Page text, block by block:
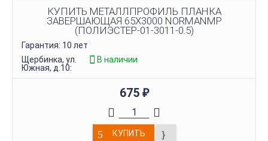
КУПИТЬ МЕТАЛЛПРОФИЛЬ ПЛАНКА
ЗАВЕРШАЮЩАЯ 65Х3000 NORMANMP
(ПОЛИЭСТЕР-01-3011-0.5)
Гарантия: 10 лет
Щербинка, ул.
Южная, д.10:
В наличии
675 ₽
КУПИТЬ